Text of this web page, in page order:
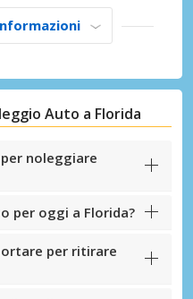
Auto a Florida
noleggiare
per oggi a Florida?
per ritirare